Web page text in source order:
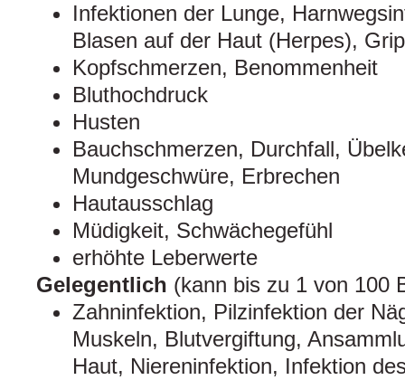
Infektionen der Lunge,
Blasen auf der Haut (Herpes),
Kopfschmerzen, Benommenheit
Bluthochdruck
Husten
Bauchschmerzen, Durchfall,
Mundgeschwüre, Erbrechen
Hautausschlag
Müdigkeit, Schwächegefühl
erhöhte Leberwerte
Gelegentlich (kann bis zu 1 von 100
Zahninfektion, Pilzinfektion der
Muskeln, Blutvergiftung,
Haut, Niereninfektion, Infektion